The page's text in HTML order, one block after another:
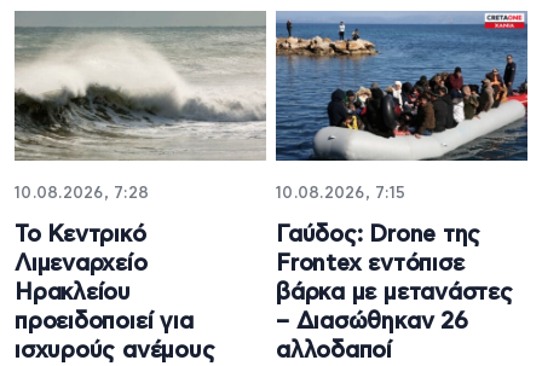
10.08.2026, 7:28
Το Κεντρικό
Λιμεναρχείο
Ηρακλείου
προειδοποιεί για
ισχυρούς ανέμους
10.08.2026, 7:15
Γαύδος: Drone της
Frontex εντόπισε
βάρκα με μετανάστες
– Διασώθηκαν 26
αλλοδαποί